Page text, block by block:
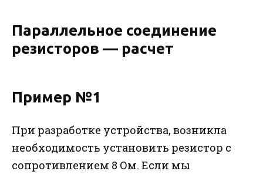
Параллельное соединение
резисторов — расчет
Пример №1
При разработке устройства, возникла
необходимость установить резистор с
сопротивлением 8 Ом. Если мы